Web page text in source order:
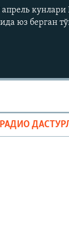
апрель
юз берган
РАДИО